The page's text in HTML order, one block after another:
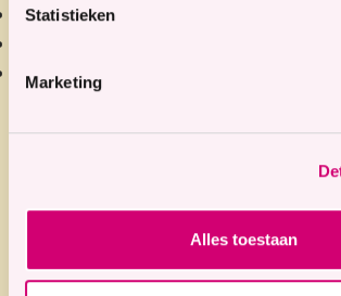
Statistieken
Marketing
Alles toestaan
Met een verwijzing van uw
Als onderdeel van uw
vergoed via uw aanvullende
vanuit de basisverzekering bij
chronische aandoeningen. Vraag uw
zorgverzekeraar naar de